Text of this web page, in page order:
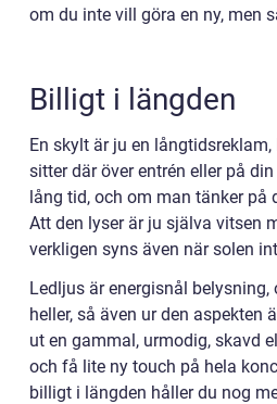
om du inte vill göra en ny, men
Billigt i längden
En skylt är ju en
sitter där över entrén eller på
lång tid, och om man tänker på
Att den lyser är ju själva vitsen
verkligen syns även när solen
Ledljus är energisnål
heller, så även ur den aspekten
ut en gammal, urmodig, skavd
och få lite ny touch på hela
billigt i längden håller du nog